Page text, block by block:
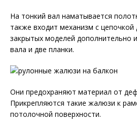
На тонкий вал наматывается
также входит механизм с цепочкой
закрытых моделей дополнительно
вала и две планки.
Они предохраняют материал от
Прикрепляются такие жалюзи к
потолочной поверхности.